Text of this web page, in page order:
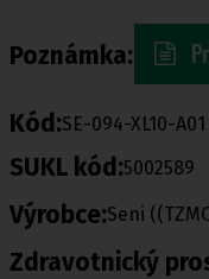
Poznámka:
Kód:SE-094-XL10-A01
SUKL kód:5002589
Výrobce:Seni
Zdravotnický